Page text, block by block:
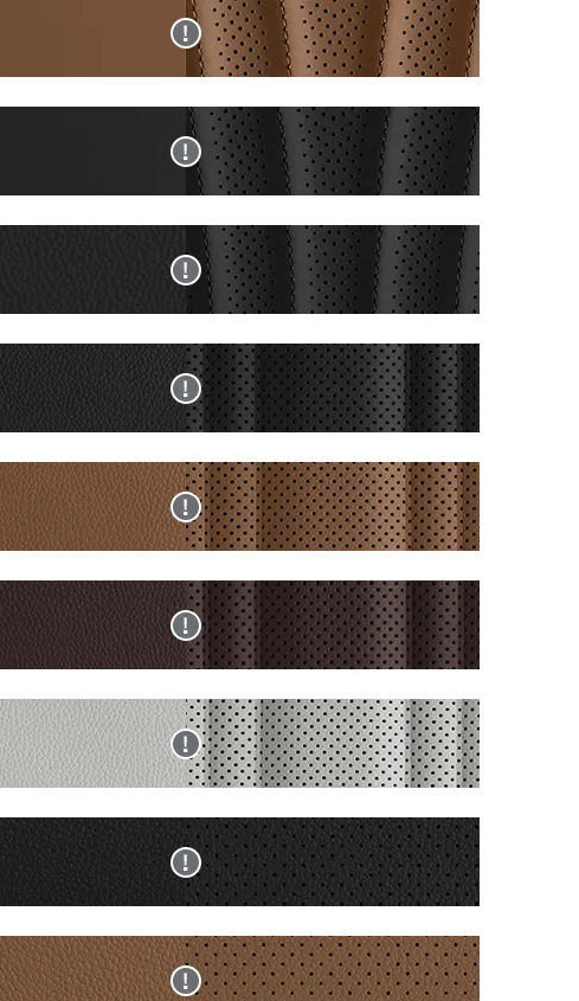
미
엄)
죽
시
트
(프
미
엄)
라
이
트
레
이
투
톤
천
가
시
트
미
엄)
인
디
고/
브
라
운
투
톤
리
래
피)
현
재
사
양
조
합
에
서
선
할
수
없
색
상
입
니
다.
블
랙
모
노
(캘
리
그
피)
현
재
사
양
합
에
서
선
택
할
수
없
색
상
입
니
다.
블
랙
모
노
톤
(블
랙
잉
현
재
사
양
조
합
에
서
선
택
할
수
없
색
상
입
니
다.
블
랙
모
노
톤
천
연
가
시
트
현
재
사
양
조
합
에
서
선
택
할
수
없
색
상
입
니
다.
인
디
고/
브
라
운
투
톤
연
가
죽
시
트
현
재
사
양
조
합
에
서
선
택
할
수
없
색
상
입
니
다.
블
랙/
브
라
운
투
톤
천
가
죽
시
트
현
재
사
양
조
합
에
서
선
택
할
수
없
색
상
입
니
다
크
그
레
이/
라
이
트
레
이
투
톤
현
재
사
양
조
합
에
서
선
택
할
수
블
랙
모
노
톤
인
조
현
재
사
양
조
합
에
인
현